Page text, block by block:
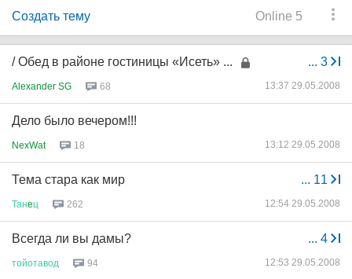
Online 5
Создать тему
... 3
/ Обед в районе гостиницы «Исеть» ...
Alexander SG 68 13:37 29.05.2008
Дело было вечером!!!
NexWat 18 13:12 29.05.2008
... 11
Тема стара как мир
Танeц 262 12:54 29.05.2008
... 4
Всегда ли вы дамы?
тойотавод 94 12:53 29.05.2008